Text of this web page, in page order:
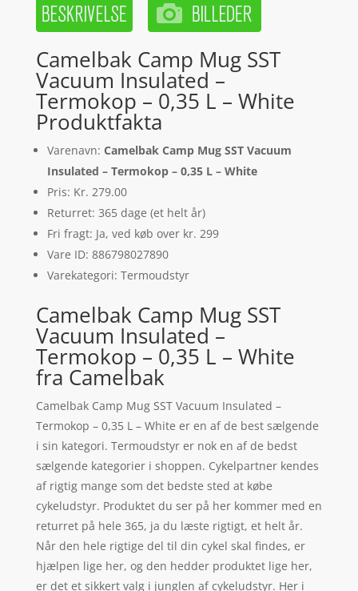
Camelbak Camp Mug SST
Vacuum Insulated –
Termokop – 0,35 L – White
Produktfakta
Varenavn: Camelbak Camp Mug SST Vacuum
Insulated – Termokop – 0,35 L – White
Pris: Kr. 279.00
Returret: 365 dage (et helt år)
Fri fragt: Ja, ved køb over kr. 299
Vare ID: 886798027890
Varekategori: Termoudstyr
Camelbak Camp Mug SST
Vacuum Insulated –
Termokop – 0,35 L – White
fra Camelbak
Camelbak Camp Mug SST Vacuum Insulated –
Termokop – 0,35 L – White er en af de best sælgende
i sin kategori. Termoudstyr er nok en af de bedst
sælgende kategorier i shoppen. Cykelpartner kendes
af rigtig mange som det bedste sted at købe
cykeludstyr. Produktet du ser på her kommer med en
returret på hele 365, ja du læste rigtigt, et helt år.
Når den hele rigtige del til din cykel skal findes, er
hjælpen lige her, og den hedder produktet lige her,
er det et sikkert valg i junglen af cykeludstyr. Her i